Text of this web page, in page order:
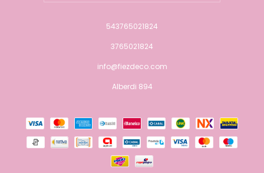
543765021824
3765021824
info@fiezdeco.com
Alberdi 894